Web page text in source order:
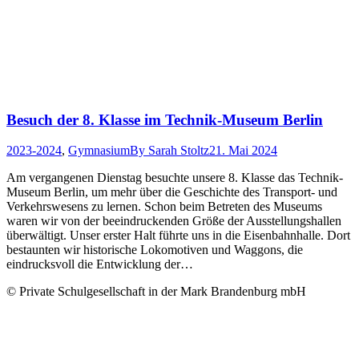
Besuch der 8. Klasse im Technik-Museum Berlin
2023-2024, GymnasiumBy Sarah Stoltz21. Mai 2024
Am vergangenen Dienstag besuchte unsere 8. Klasse das Technik-
Museum Berlin, um mehr über die Geschichte des Transport- und
Verkehrswesens zu lernen. Schon beim Betreten des Museums
waren wir von der beeindruckenden Größe der Ausstellungshallen
überwältigt. Unser erster Halt führte uns in die Eisenbahnhalle. Dort
bestaunten wir historische Lokomotiven und Waggons, die
eindrucksvoll die Entwicklung der…
© Private Schulgesellschaft in der Mark Brandenburg mbH